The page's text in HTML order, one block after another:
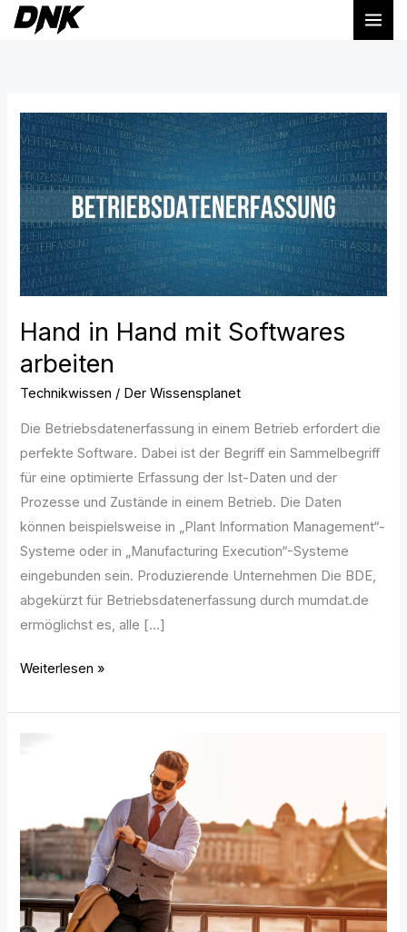
Zum
Hand in Hand mit Softwares
arbeiten
Technikwissen / Der Wissensplanet
Die Betriebsdatenerfassung in einem Betrieb erfordert die
perfekte Software. Dabei ist der Begriff ein Sammelbegriff
für eine optimierte Erfassung der Ist-Daten und der
Prozesse und Zustände in einem Betrieb. Die Daten
können beispielsweise in „Plant Information Management“-
Systeme oder in „Manufacturing Execution“-Systeme
eingebunden sein. Produzierende Unternehmen Die BDE,
abgekürzt für Betriebsdatenerfassung durch mumdat.de
ermöglichst es, alle […]
Hand
in
Hand
mit
Softwares
arbeiten
Weiterlesen »
stilbewusste
Frauen
und
Männer